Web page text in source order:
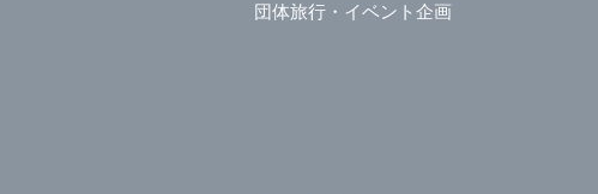
団体旅行・イベント企画